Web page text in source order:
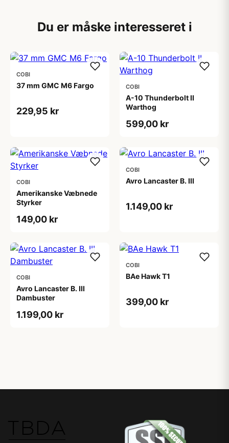
Du er måske interesseret i
COBI
37 mm GMC M6 Fargo
229,95 kr
COBI
A-10 Thunderbolt II
Warthog
599,00 kr
COBI
Amerikanske Væbnede
Styrker
149,00 kr
COBI
Avro Lancaster B. III
1.149,00 kr
COBI
Avro Lancaster B. III
Dambuster
1.199,00 kr
COBI
BAe Hawk T1
399,00 kr